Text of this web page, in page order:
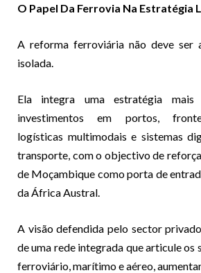
O Papel Da Ferrovia Na Estratégia
A reforma ferroviária não deve ser
isolada.
Ela integra uma estratégia
investimentos em portos,
logísticas multimodais e sistemas
transporte, com o objectivo de
de Moçambique como porta de
da África Austral.
A visão defendida pelo sector
de uma rede integrada que articule os
ferroviário, marítimo e aéreo,